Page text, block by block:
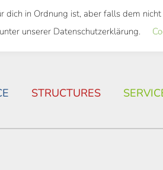
TICKET HOUSING
STRUCTURES
in Ordnung ist, aber falls dem
unserer Datenschutzerklärung.